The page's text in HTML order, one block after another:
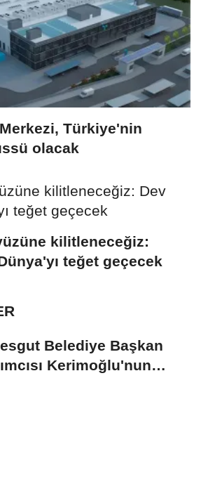
Türkiye'nin
olacak
kilitleneceğiz:
teğet geçecek
Belediye Başkan
Kerimoğlu'nun